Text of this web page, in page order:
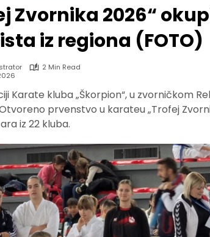
Zvornika 2026“
iz regiona (FOTO)
2 Min Read
Karate kluba „Škorpion“, u zvorničkom
prvenstvo u karateu „Trofej
iz 22 kluba.